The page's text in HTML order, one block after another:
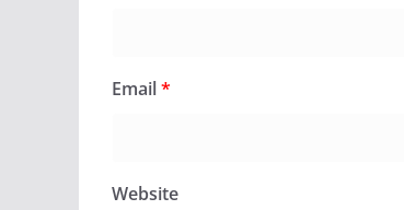
Email*
Website